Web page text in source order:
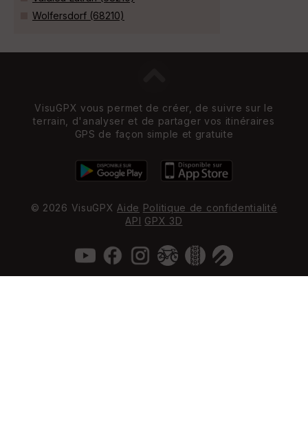
Wolfersdorf (68210)
VisuGPX vous permet de créer, de suivre sur le
terrain, d'analyser et de partager vos itinéraires
GPS de façon simple et gratuite
© 2026 VisuGPX Aide Politique de confidentialité
API GPX 3D